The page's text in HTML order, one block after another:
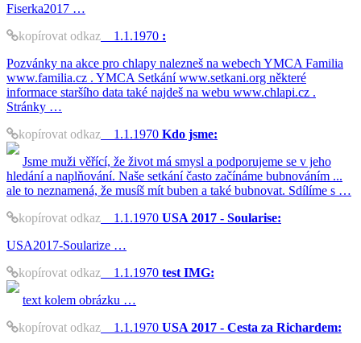
Fiserka2017 …
kopírovat odkaz 1.1.1970 :
Pozvánky na akce pro chlapy nalezneš na webech YMCA Familia
www.familia.cz . YMCA Setkání www.setkani.org některé
informace staršího data také najdeš na webu www.chlapi.cz .
Stránky …
kopírovat odkaz 1.1.1970 Kdo jsme:
Jsme muži věřící, že život má smysl a podporujeme se v jeho
hledání a naplňování. Naše setkání často začínáme bubnováním ...
ale to neznamená, že musíš mít buben a také bubnovat. Sdílíme s …
kopírovat odkaz 1.1.1970 USA 2017 - Soularise:
USA2017-Soularize …
kopírovat odkaz 1.1.1970 test IMG:
text kolem obrázku …
kopírovat odkaz 1.1.1970 USA 2017 - Cesta za Richardem: